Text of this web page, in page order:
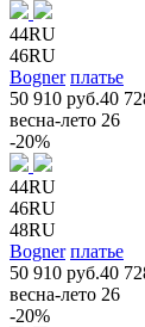
44RU
46RU
Bogner платье
50 910 руб.40
весна-лето 26
-20%
44RU
46RU
48RU
Bogner платье
50 910 руб.40
весна-лето 26
-20%